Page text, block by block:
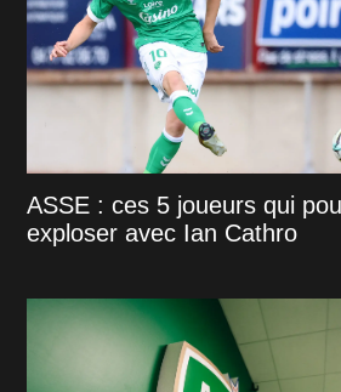
ASSE : ces 5 joueurs qui
exploser avec Ian Cathro